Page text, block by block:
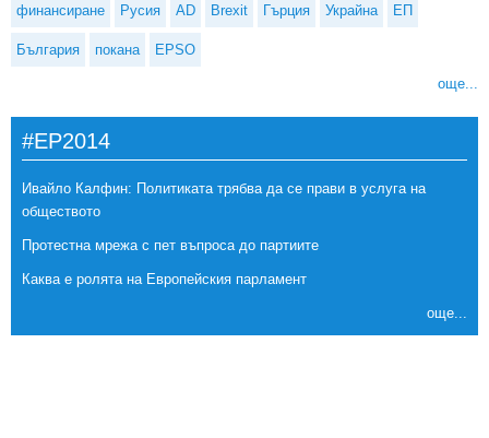
финансиране Русия AD Brexit Гърция Украйна ЕП
България покана EPSO
още...
#EP2014
Ивайло Калфин: Политиката трябва да се прави в услуга на
обществото
Протестна мрежа с пет въпроса до партиите
Каква е ролята на Европейския парламент
още...